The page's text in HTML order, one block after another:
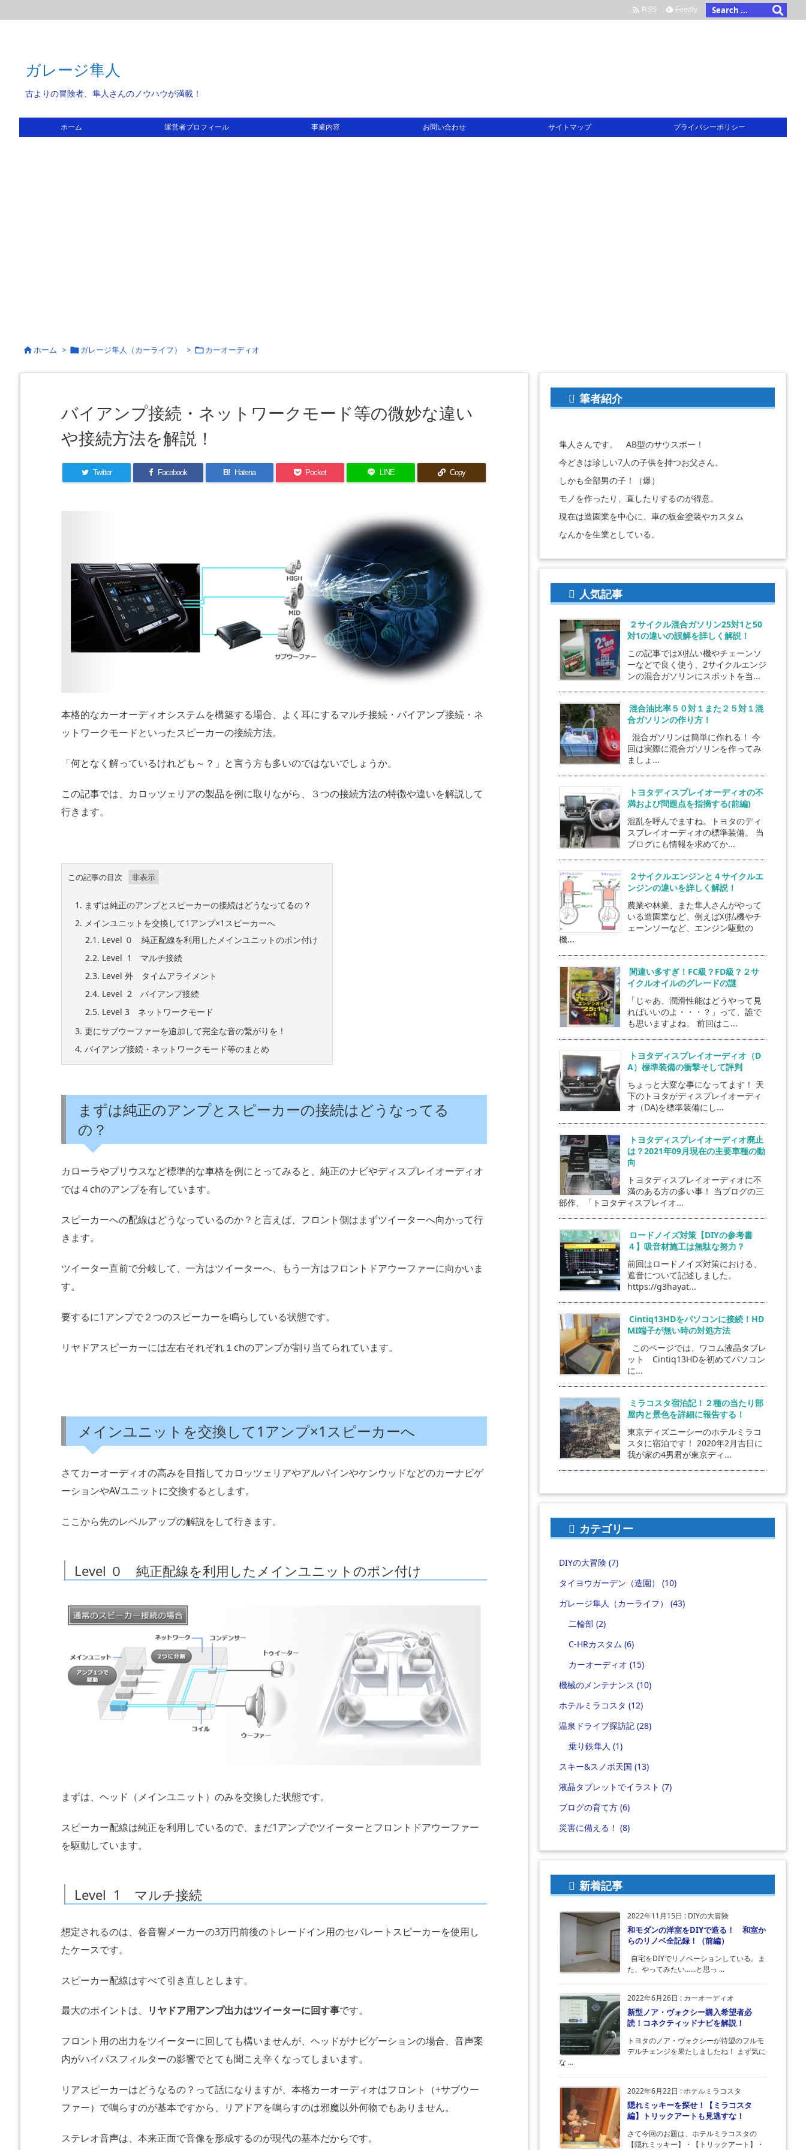
ガレージ隼人
古よりの冒険者、隼人さんのノウハウが満載！
ホーム 運営者プロフィール 事業内容 お問い合わせ サイトマップ プライバシーポリシー
 RSS Feedly
ホーム > ガレージ隼人（カーライフ） > カーオーディオ
バイアンプ接続・ネットワークモード等の微妙な違い
や接続方法を解説！
Twitter Facebook B! Hatena Pocket LINE Copy
本格的なカーオーディオシステムを構築する場合、よく耳にするマルチ接続・バイアンプ接続・ネ
ットワークモードといったスピーカーの接続方法。
「何となく解っているけれども～？」と言う方も多いのではないでしょうか。
この記事では、カロッツェリアの製品を例に取りながら、３つの接続方法の特徴や違いを解説して
行きます。
この記事の目次
1. まずは純正のアンプとスピーカーの接続はどうなってるの？
2. メインユニットを交換して1アンプ×1スピーカーへ
2.1. Level ０ 純正配線を利用したメインユニットのポン付け
2.2. Level 1 マルチ接続
2.3. Level 外 タイムアライメント
2.4. Level 2 バイアンプ接続
2.5. Level 3 ネットワークモード
3. 更にサブウーファーを追加して完全な音の繋がりを！
4. バイアンプ接続・ネットワークモード等のまとめ
まずは純正のアンプとスピーカーの接続はどうなってる
の？
カローラやプリウスなど標準的な車格を例にとってみると、純正のナビやディスプレイオーディオ
では４chのアンプを有しています。
スピーカーへの配線はどうなっているのか？と言えば、フロント側はまずツイーターへ向かって行
きます。
ツイーター直前で分岐して、一方はツイーターへ、もう一方はフロントドアウーファーに向かいま
す。
要するに1アンプで２つのスピーカーを鳴らしている状態です。
リヤドアスピーカーには左右それぞれ１chのアンプが割り当てられています。
メインユニットを交換して1アンプ×1スピーカーへ
さてカーオーディオの高みを目指してカロッツェリアやアルパインやケンウッドなどのカーナビゲ
ーションやAVユニットに交換するとします。
ここから先のレベルアップの解説をして行きます。
Level ０ 純正配線を利用したメインユニットのポン付け
まずは、ヘッド（メインユニット）のみを交換した状態です。
スピーカー配線は純正を利用しているので、まだ1アンプでツイーターとフロントドアウーファー
を駆動しています。
Level 1 マルチ接続
想定されるのは、各音響メーカーの3万円前後のトレードイン用のセパレートスピーカーを使用し
たケースです。
スピーカー配線はすべて引き直しとします。
最大のポイントは、 リヤドア用アンプ出力はツイーターに回す事です。
フロント用の出力をツイーターに回しても構いませんが、ヘッドがナビゲーションの場合、音声案
内がハイパスフィルターの影響でとても聞こえ辛くなってしまいます。
リアスピーカーはどうなるの？って話になりますが、本格カーオーディオはフロント（+サブウー
ファー）で鳴らすのが基本ですから、リアドアを鳴らすのは邪魔以外何物でもありません。
ステレオ音声は、本来正面で音像を形成するのが現代の基本だからです。
筆者紹介
隼人さんです。 AB型のサウスポー！
今どきは珍しい7人の子供を持つお父さん。
しかも全部男の子！（爆）
モノを作ったり、直したりするのが得意。
現在は造園業を中心に、車の板金塗装やカスタム
なんかを生業としている。
人気記事
２サイクル混合ガソリン25対1と50
対1の違いの誤解を詳しく解説！
この記事では刈払い機やチェーンソ
ーなどで良く使う、2サイクルエンジ
ンの混合ガソリンにスポットを当...
混合油比率５０対１また２５対１混
合ガソリンの作り方！
混合ガソリンは簡単に作れる！ 今
回は実際に混合ガソリンを作ってみ
ましょ...
トヨタディスプレイオーディオの不
満および問題点を指摘する(前編)
混乱を呼んでますね。トヨタのディ
スプレイオーディオの標準装備。 当
ブログにも情報を求めてか...
２サイクルエンジンと４サイクルエ
ンジンの違いを詳しく解説！
農業や林業、また隼人さんがやって
いる造園業など、例えば刈払機やチ
ェーンソーなど、エンジン駆動の
機...
間違い多すぎ！FC級？FD級？２サ
イクルオイルのグレードの謎
「じゃあ、潤滑性能はどうやって見
ればいいのよ・・・？」って、誰で
も思いますよね。 前回はこ...
トヨタディスプレイオーディオ（D
A）標準装備の衝撃そして評判
ちょっと大変な事になってます！ 天
下のトヨタがディスプレイオーディ
オ（DA)を標準装備にし...
トヨタディスプレイオーディオ廃止
は？2021年09月現在の主要車種の動
向
トヨタディスプレイオーディオに不
満のある方の多い事！ 当ブログの三
部作、「トヨタディスプレイオ...
ロードノイズ対策【DIYの参考書
４】吸音材施工は無駄な努力？
前回はロードノイズ対策における、
遮音について記述しました。
https://g3hayat...
Cintiq13HDをパソコンに接続！HD
MI端子が無い時の対処方法
このページでは、ワコム液晶タブレ
ット Cintiq13HDを初めてパソコン
に...
ミラコスタ宿泊記！２種の当たり部
屋内と景色を詳細に報告する！
東京ディズニーシーのホテルミラコ
スタに宿泊です！ 2020年2月吉日に
我が家の4男君が東京ディ...
カテゴリー
DIYの大冒険 (7)
タイヨウガーデン（造園） (10)
ガレージ隼人（カーライフ） (43)
二輪部 (2)
C-HRカスタム (6)
カーオーディオ (15)
機械のメンテナンス (10)
ホテルミラコスタ (12)
温泉ドライブ探訪記 (28)
乗り鉄隼人 (1)
スキー&スノボ天国 (13)
液晶タブレットでイラスト (7)
ブログの育て方 (6)
災害に備える！ (8)
新着記事
2022年11月15日 : DIYの大冒険
和モダンの洋室をDIYで造る！ 和室か
らのリノベ全記録！（前編）
自宅をDIYでリノベーションしている。ま
た、やってみたい……と思っ ...
2022年6月26日 : カーオーディオ
新型ノア・ヴォクシー購入希望者必
読！コネクティッドナビを解説！
トヨタのノア・ヴォクシーが待望のフルモ
デルチェンジを果たしましたね！ まず気に
な ...
2022年6月22日 :ホテルミラコスタ
隠れミッキーを探せ！【ミラコスタ
編】トリックアートも見逃すな！
さて今回のお題は、ホテルミラコスタの
【隠れミッキー】・【トリックアート】・